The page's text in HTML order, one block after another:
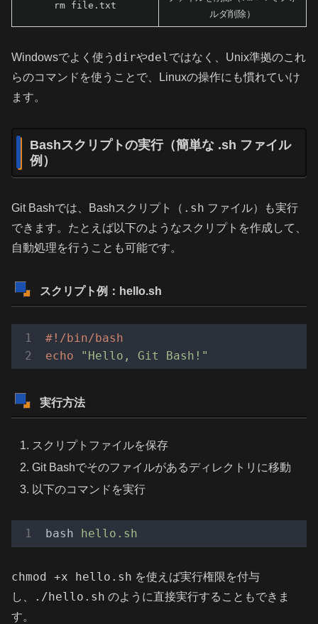
rm file.txt
ルダ削除）
Windowsでよく使う dirやdelではなく、Unix準拠のこれ
らのコマンドを使うことで、Linuxの操作にも慣れていけ
ます。
Bashスクリプトの実行（簡単な .sh ファイル
例）
Git Bashでは、Bashスクリプト（ .sh ファイル）も実行
できます。たとえば以下のようなスクリプトを作成して、
自動処理を行うことも可能です。
スクリプト例：hello.sh
#!/bin/bash
echo
"Hello, Git Bash!"
実行方法
スクリプトファイルを保存
Git Bashでそのファイルがあるディレクトリに移動
以下のコマンドを実行
bash hello.sh
chmod +x hello.sh を使えば実行権限を付与
し、
./hello.sh のように直接実行することもできま
す。